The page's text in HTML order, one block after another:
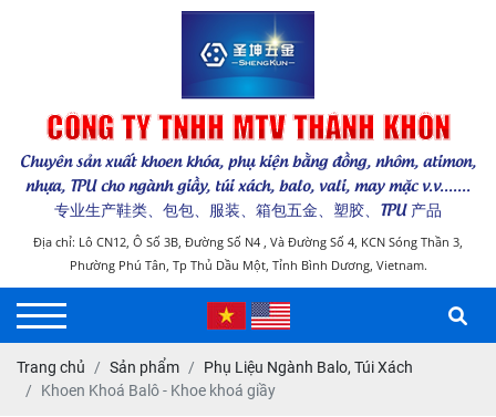
CÔNG TY TNHH MTV THÁNH KHÔN
Chuyên sản xuất khoen khóa, phụ kiện bằng đồng, nhôm, atimon,
nhựa, TPU cho ngành giầy, túi xách, balo, vali, may mặc v.v.......
专业生产鞋类、包包、服装、箱包五金、塑胶、TPU 产品
Địa chỉ: Lô CN12, Ô Số 3B, Đường Số N4 , Và Đường Số 4, KCN Sóng Thần 3,
Phường Phú Tân, Tp Thủ Dầu Một, Tỉnh Bình Dương, Vietnam.
Trang chủ Sản phẩm
Phụ Liệu Ngành Balo, Túi Xách
Khoen Khoá Balô - Khoe khoá giầy